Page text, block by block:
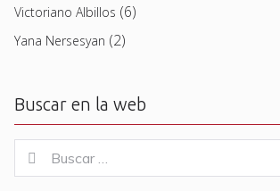
Victoriano Albillos (6)
Yana Nersesyan (2)
Buscar en la web
for:
Buscar